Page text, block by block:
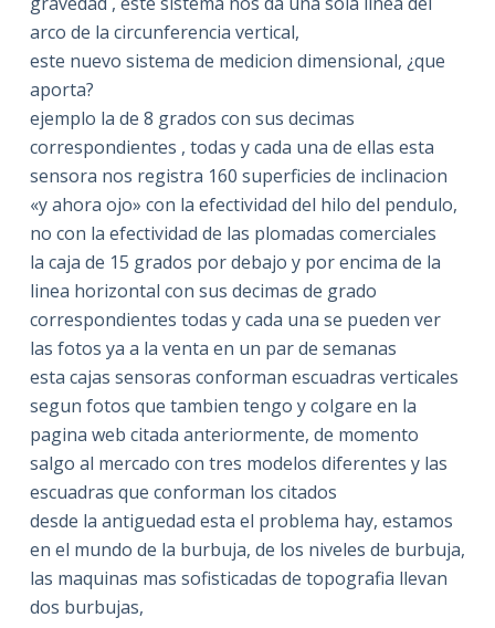
arco de la circunferencia vertical,
este nuevo sistema de medicion dimensional, ¿que
aporta?
ejemplo la de 8 grados con sus decimas
correspondientes , todas y cada una de ellas esta
sensora nos registra 160 superficies de inclinacion
«y ahora ojo» con la efectividad del hilo del pendulo,
no con la efectividad de las plomadas comerciales
la caja de 15 grados por debajo y por encima de la
linea horizontal con sus decimas de grado
correspondientes todas y cada una se pueden ver
las fotos ya a la venta en un par de semanas
esta cajas sensoras conforman escuadras verticales
segun fotos que tambien tengo y colgare en la
pagina web citada anteriormente, de momento
salgo al mercado con tres modelos diferentes y las
escuadras que conforman los citados
desde la antiguedad esta el problema hay, estamos
en el mundo de la burbuja, de los niveles de burbuja,
las maquinas mas sofisticadas de topografia llevan
dos burbujas,